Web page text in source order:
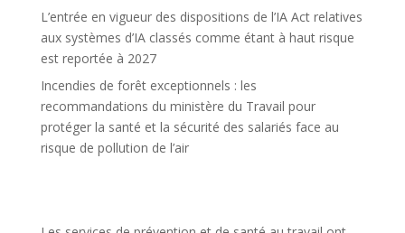
L’entrée en vigueur des dispositions de l’IA Act relatives
aux systèmes d’IA classés comme étant à haut risque
est reportée à 2027
Incendies de forêt exceptionnels : les
recommandations du ministère du Travail pour
protéger la santé et la sécurité des salariés face au
risque de pollution de l’air